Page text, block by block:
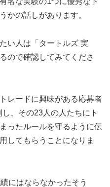
かの話しがあります。
い人は「タートルズ 実
ので確認してみてくださ
レードに興味がある応募者
、その23人の人たちにト
ったルールを守るように伝
してもらうことになりま
にはならなかったそう